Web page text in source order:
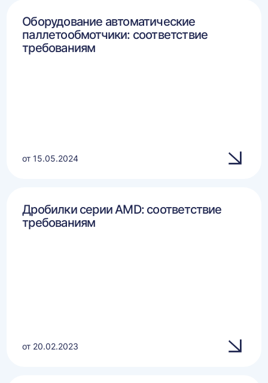
Оборудование автоматические
паллетообмотчики: соответствие
требованиям
от 15.05.2024
Дробилки серии AMD: соответствие
требованиям
от 20.02.2023